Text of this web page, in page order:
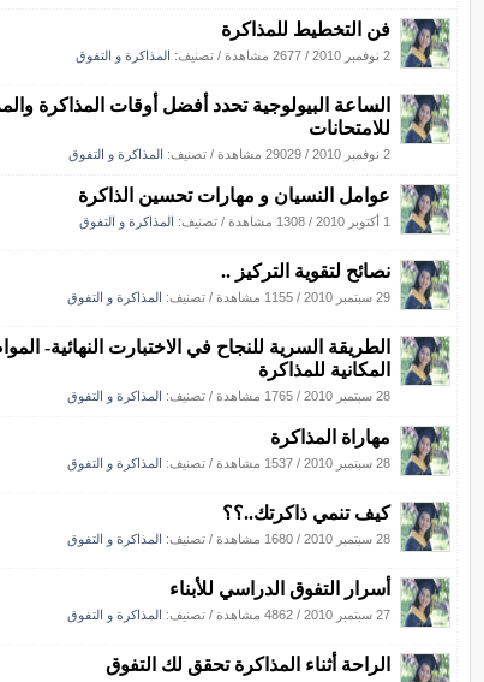
فن التخطيط للمذاكرة
2 نوفمبر 2010 / 2677 مشاهدة / تصنيف: المذاكرة و التفوق
الساعة البيولوجية تحدد أفضل أوقات المذاكرة
للامتحانات
2 نوفمبر 2010 / 29029 مشاهدة / تصنيف: المذاكرة و التفوق
عوامل النسيان و مهارات تحسين الذاكرة
1 أكتوبر 2010 / 1308 مشاهدة / تصنيف: المذاكرة و التفوق
نصائح لتقوية التركيز ..
29 سبتمبر 2010 / 1155 مشاهدة / تصنيف: المذاكرة و التفوق
الطريقة السرية للنجاح في الاختبارت النهائية-
المكانية للمذاكرة
28 سبتمبر 2010 / 1765 مشاهدة / تصنيف: المذاكرة و التفوق
مهاراة المذاكرة
28 سبتمبر 2010 / 1537 مشاهدة / تصنيف: المذاكرة و التفوق
كيف تنمي ذاكرتك..؟؟
28 سبتمبر 2010 / 1680 مشاهدة / تصنيف: المذاكرة و التفوق
أسرار التفوق الدراسي للأبناء
27 سبتمبر 2010 / 4862 مشاهدة / تصنيف: المذاكرة و التفوق
الراحة أثناء المذاكرة تحقق لك التفوق